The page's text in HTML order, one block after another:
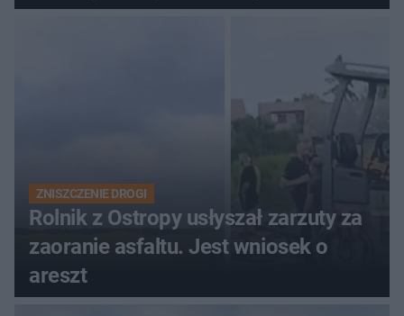
ich losach zdecyduje sąd
ZNISZCZENIE DROGI
Rolnik z Ostropy usłyszał zarzuty za
zaoranie asfaltu. Jest wniosek o
areszt